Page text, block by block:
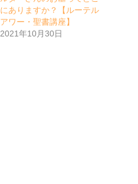
にありますか？【ルーテル
アワー・聖書講座】
2021年10月30日